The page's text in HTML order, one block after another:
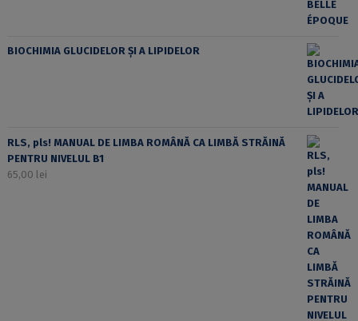
BIOCHIMIA GLUCIDELOR ȘI A LIPIDELOR
RLS, pls! MANUAL DE LIMBA ROMÂNĂ CA LIMBĂ STRĂINĂ
PENTRU NIVELUL B1
65,00 lei